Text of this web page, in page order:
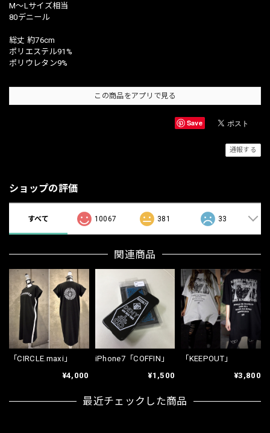
M〜Lサイズ相当
80デニール
総丈 約76cm
ポリエステル91%
ポリウレタン9%
この商品をアプリで見る
Save
通報する
ショップの評価
すべて 10067 381 33
関連商品
「CIRCLE.maxi」
¥4,000
iPhone7「COFFIN」
¥1,500
「KEEPOUT」
¥3,800
最近チェックした商品